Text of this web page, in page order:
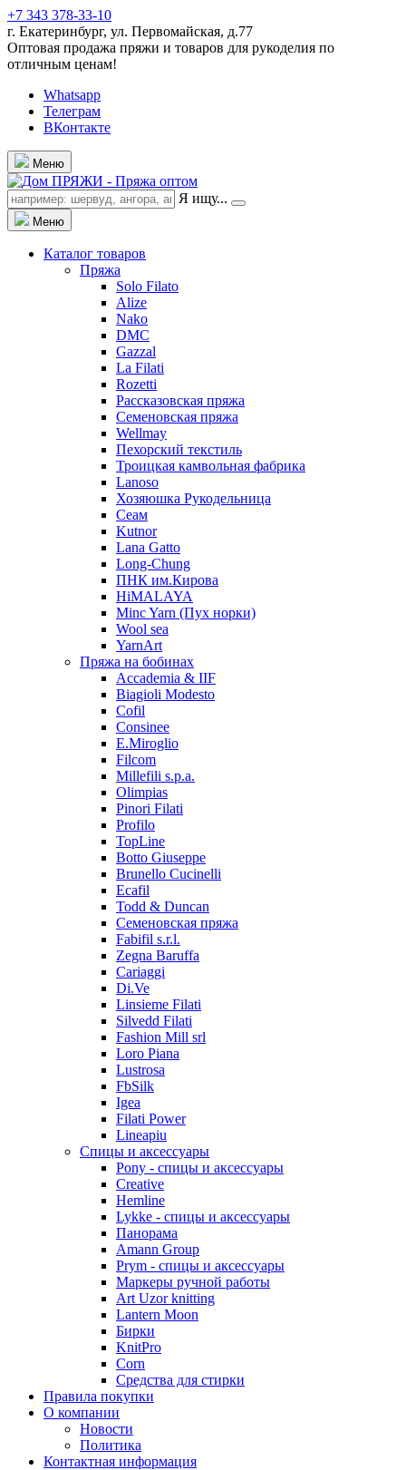
+7 343 378-33-10
г. Екатеринбург, ул. Первомайская, д.77
Оптовая продажа пряжи и товаров для рукоделия по
отличным ценам!
Whatsapp
Телеграм
ВКонтакте
Меню
Я ищу...
Меню
Каталог товаров
Пряжа
Solo Filato
Alize
Nako
DMC
Gazzal
La Filati
Rozetti
Рассказовская пряжа
Семеновская пряжа
Wellmay
Пехорский текстиль
Троицкая камвольная фабрика
Lanoso
Хозяюшка Рукодельница
Сеам
Kutnor
Lana Gatto
Long-Chung
ПНК им.Кирова
HiMALAYA
Minc Yarn (Пух норки)
Wool sea
YarnArt
Пряжа на бобинах
Accademia & IIF
Biagioli Modesto
Cofil
Consinee
E.Miroglio
Filcom
Millefili s.p.a.
Olimpias
Pinori Filati
Profilo
TopLine
Botto Giuseppe
Brunello Cucinelli
Ecafil
Todd & Duncan
Семеновская пряжа
Fabifil s.r.l.
Zegna Baruffa
Cariaggi
Di.Ve
Linsieme Filati
Silvedd Filati
Fashion Mill srl
Loro Piana
Lustrosa
FbSilk
Igea
Filati Power
Lineapiu
Спицы и аксессуары
Pony - спицы и аксессуары
Creative
Hemline
Lykke - спицы и аксессуары
Панорама
Amann Group
Prym - спицы и аксессуары
Маркеры ручной работы
Art Uzor knitting
Lantern Moon
Бирки
KnitPro
Corn
Средства для стирки
Правила покупки
О компании
Новости
Политика
Контактная информация